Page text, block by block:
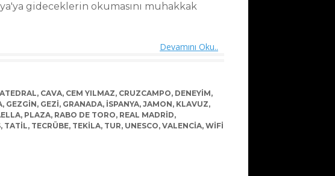
gideceklerin okumasını muhakkak
Devamını Oku..
, CAVA, CEM YILMAZ, CRUZCAMPO, DENEYIM,
, GEZGIN, GEZI, GRANADA, ISPANYA, JAMON, KLAVUZ,
, PLAZA, RABO DE TORO, REAL MADRID,
, TATIL, TECRÜBE, TEKILA, TUR, UNESCO, VALENCIA, WIFI